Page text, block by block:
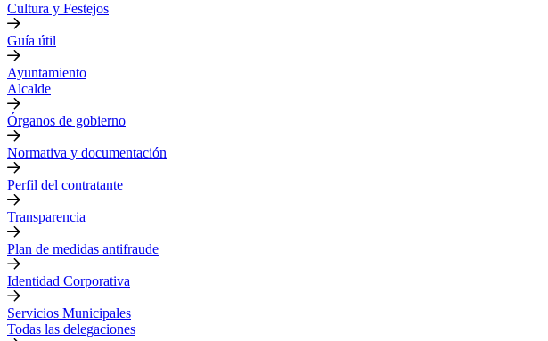
Cultura y Festejos
Guía útil
Ayuntamiento
Alcalde
Órganos de gobierno
Normativa y documentación
Perfil del contratante
Transparencia
Plan de medidas antifraude
Identidad Corporativa
Servicios Municipales
Todas las delegaciones